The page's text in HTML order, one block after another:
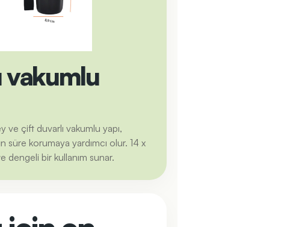
vakumlu
çift duvarlı vakumlu yapı,
süre korumaya yardımcı olur. 14 x
bir kullanım sunar.